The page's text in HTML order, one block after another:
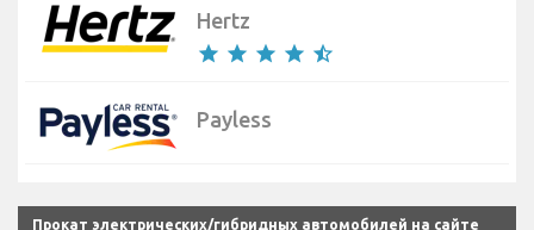
Hertz
star star star star star_half
Payless
Прокат электрических/гибридных автомобилей на сайте